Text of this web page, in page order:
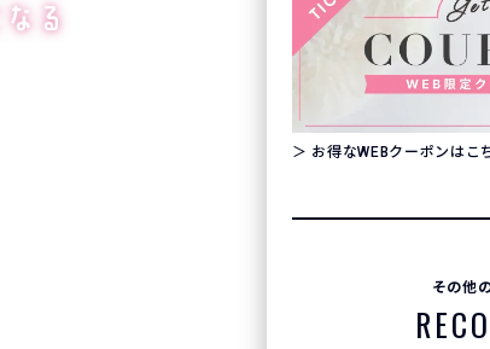
＞ お得なWEBクーポンはこ
その他